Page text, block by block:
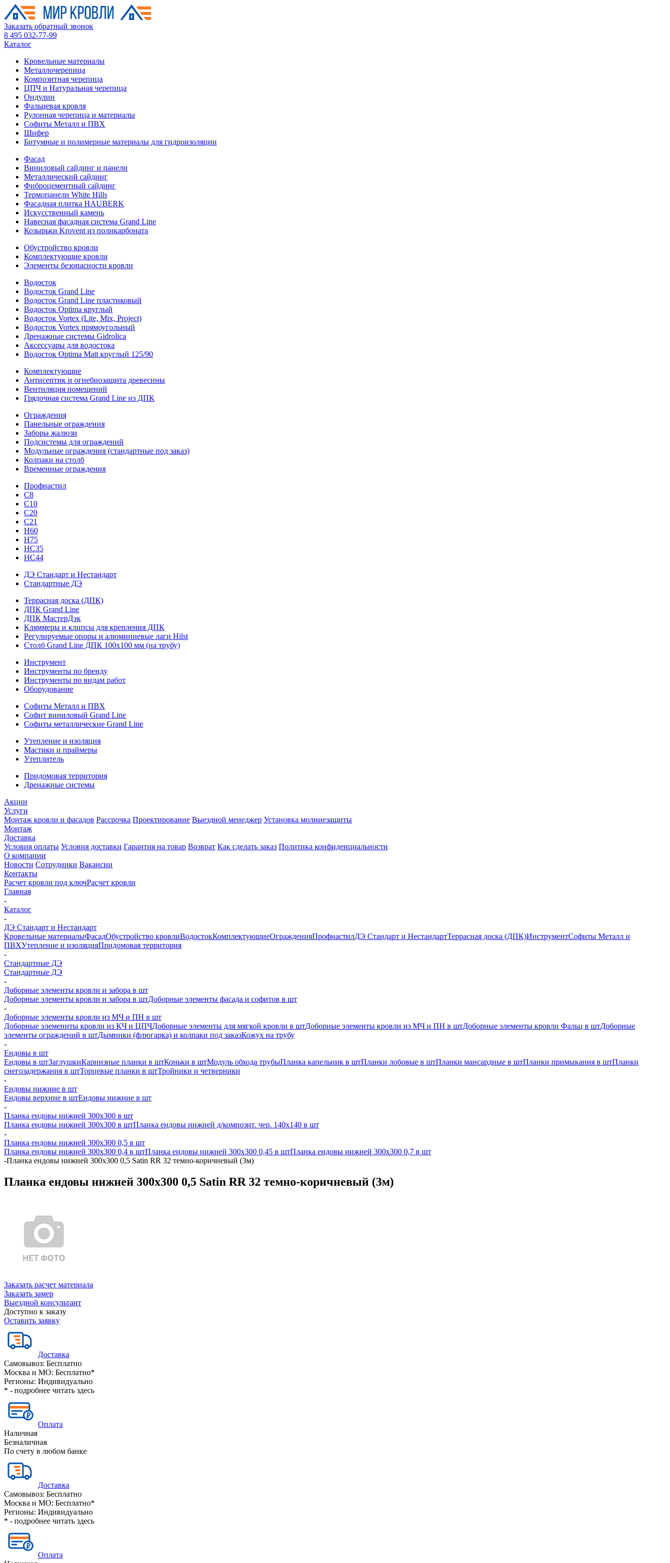
Заказать обратный звонок
8 495 032-77-99
Каталог
Кровельные материалы
Металлочерепица
Композитная черепица
ЦПЧ и Натуральная черепица
Ондулин
Фальцевая кровля
Рулонная черепица и материалы
Софиты Металл и ПВХ
Шифер
Битумные и полимерные материалы для гидроизоляции
Фасад
Виниловый сайдинг и панели
Металлический сайдинг
Фиброцементный сайдинг
Термопанели White Hills
Фасадная плитка HAUBERK
Искусственный камень
Навесная фасадная система Grand Line
Козырьки Krovent из поликарбоната
Обустройство кровли
Комплектующие кровли
Элементы безопасности кровли
Водосток
Водосток Grand Line
Водосток Grand Line пластиковый
Водосток Optima круглый
Водосток Vortex (Lite, Mix, Project)
Водосток Vortex прямоугольный
Дренажные системы Gidrolica
Аксессуары для водостока
Водосток Optima Matt круглый 125/90
Комплектующие
Антисептик и огнебиозащита древесины
Вентиляция помещений
Грядочная система Grand Line из ДПК
Ограждения
Панельные ограждения
Заборы жалюзи
Подсистемы для ограждений
Модульные ограждения (стандартные под заказ)
Колпаки на столб
Временные ограждения
Профнастил
С8
С10
С20
С21
H60
H75
HС35
НС44
ДЭ Стандарт и Нестандарт
Стандартные ДЭ
Террасная доска (ДПК)
ДПК Grand Line
ДПК МастерДэк
Кляммеры и клипсы для крепления ДПК
Регулируемые опоры и алюминиевые лаги Hilst
Столб Grand Line ДПК 100х100 мм (на трубу)
Инструмент
Инструменты по бренду
Инструменты по видам работ
Оборудование
Софиты Металл и ПВХ
Софит виниловый Grand Line
Софиты металлические Grand Line
Утепление и изоляция
Мастики и праймеры
Утеплитель
Придомовая территория
Дренажные системы
Акции
Услуги
Монтаж кровли и фасадов Рассрочка Проектирование Выездной менеджер Установка молниезащиты
Монтаж
Доставка
Условия оплаты Условия доставки Гарантия на товар Возврат Как сделать заказ Политика конфиденциальности
О компании
Новости Сотрудники Вакансии
Контакты
Расчет кровли под ключРасчет кровли
Главная
-
Каталог
-
ДЭ Стандарт и Нестандарт
Кровельные материалыФасадОбустройство кровлиВодостокКомплектующиеОгражденияПрофнастилДЭ Стандарт и НестандартТеррасная доска (ДПК)ИнструментСофиты Металл и
ПВХУтепление и изоляцияПридомовая территория
-
Стандартные ДЭ
Стандартные ДЭ
-
Доборные элементы кровли и забора в шт
Доборные элементы кровли и забора в штДоборные элементы фасада и софитов в шт
-
Доборные элементы кровли из МЧ и ПН в шт
Доборные элеменнты кровли из КЧ и ЦПЧДоборные элементы для мягкой кровли в штДоборные элементы кровли из МЧ и ПН в штДоборные элементы кровли Фальц в штДоборные
элементы ограждений в штДымники (флюгарка) и колпаки под заказКожух на трубу
-
Ендовы в шт
Ендовы в штЗаглушкиКарнизные планки в штКоньки в штМодуль обхода трубыПланка капельник в штПланки лобовые в штПланки мансардные в штПланки примыкания в штПланки
снегозадержания в штТорцевые планки в штТройники и четверники
-
Ендовы нижние в шт
Ендовы верхние в штЕндовы нижние в шт
-
Планка ендовы нижней 300х300 в шт
Планка ендовы нижней 300х300 в штПланка ендовы нижней д/композит. чер. 140х140 в шт
-
Планка ендовы нижней 300х300 0,5 в шт
Планка ендовы нижней 300х300 0,4 в штПланка ендовы нижней 300х300 0,45 в штПланка ендовы нижней 300х300 0,7 в шт
-Планка ендовы нижней 300х300 0,5 Satin RR 32 темно-коричневый (3м)
Планка ендовы нижней 300х300 0,5 Satin RR 32 темно-коричневый (3м)
Заказать расчет материала
Заказать замер
Выездной консультант
Доступно к заказу
Оставить заявку
Доставка
Самовывоз: Бесплатно
Москва и МО: Бесплатно*
Регионы: Индивидуально
* - подробнее читать здесь
Оплата
Наличная
Безналичная
По счету в любом банке
Доставка
Самовывоз: Бесплатно
Москва и МО: Бесплатно*
Регионы: Индивидуально
* - подробнее читать здесь
Оплата